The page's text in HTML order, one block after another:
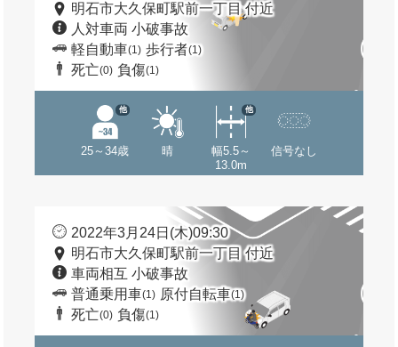
明石市大久保町駅前一丁目 付近
人対車両 小破事故
軽自動車(1) 歩行者(1)
死亡(0) 負傷(1)
25～34歳
他
晴
幅5.5～
13.0m
他
信号なし
2022年3月24日(木)09:30
明石市大久保町駅前一丁目 付近
車両相互 小破事故
普通乗用車(1) 原付自転車(1)
死亡(0) 負傷(1)